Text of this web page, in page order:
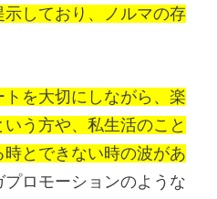
しており、ノルマの存
トを大切にしながら、楽
う方や、私生活のこと
とできない時の波があ
プロモーションのような